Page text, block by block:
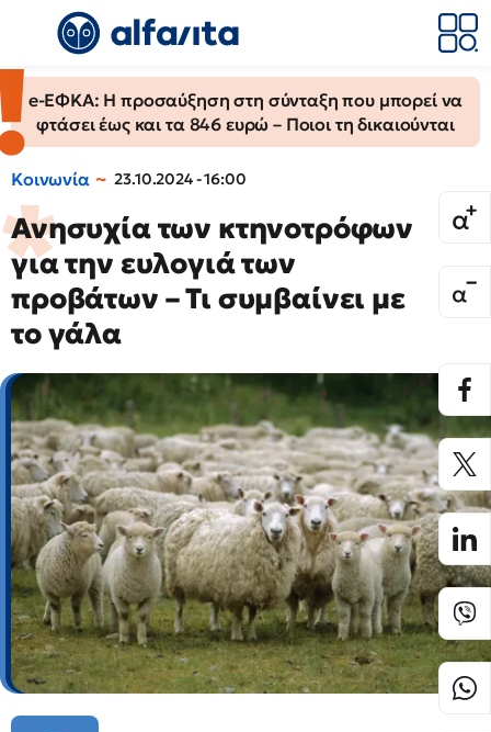
e-ΕΦΚΑ: Η προσαύξηση στη σύνταξη που μπορεί να
φτάσει έως και τα 846 ευρώ – Ποιοι τη δικαιούνται
Κοινωνία 23.10.2024 - 16:00
Ανησυχία των κτηνοτρόφων
για την ευλογιά των
προβάτων – Τι συμβαίνει με
το γάλα